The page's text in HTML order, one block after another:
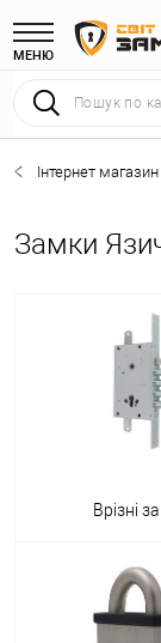
МЕНЮ
Інтернет
Замки
Врізні